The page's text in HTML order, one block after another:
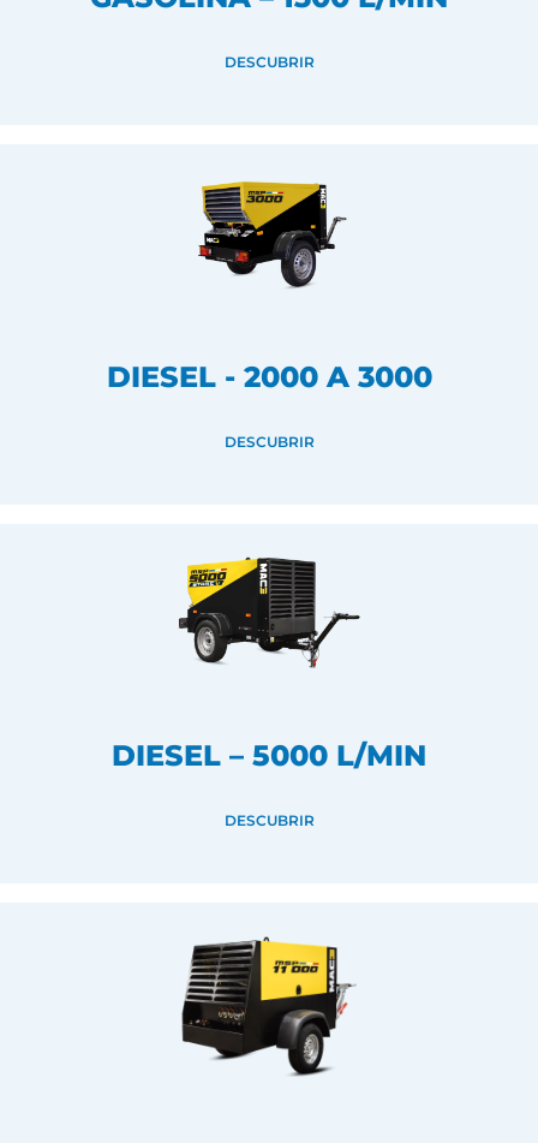
DESCUBRIR
DIESEL - 2000 A 3000
DESCUBRIR
DIESEL – 5000 L/MIN
DESCUBRIR